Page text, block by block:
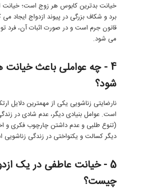
خیانت بدترین کابوس هر زوج است؛ خیانت
برد و شکاف بزرگی در پیوند ازدواج ایجاد
قانون جرم است و در صورت اثبات آن، فرد
می شود.
4 - چه عواملی باعث
شود؟
نارضایتی زناشویی یکی از مهمترین دلایل
است. عوامل بنیادی دیگر، عدم شادی در
(تنوع طلبی و عدم داشتن چارچوب فکری و
دیگر کسالت و یکنواختی در زندگی
5 - خیانت عاطفی در یک
چیست؟